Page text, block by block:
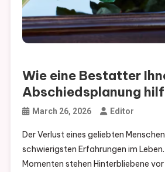
Wie eine Bestatter
Abschiedsplanung
March 26, 2026 Editor
Der Verlust eines geliebten
schwierigsten Erfahrungen im
Momenten stehen Hinterbliebene